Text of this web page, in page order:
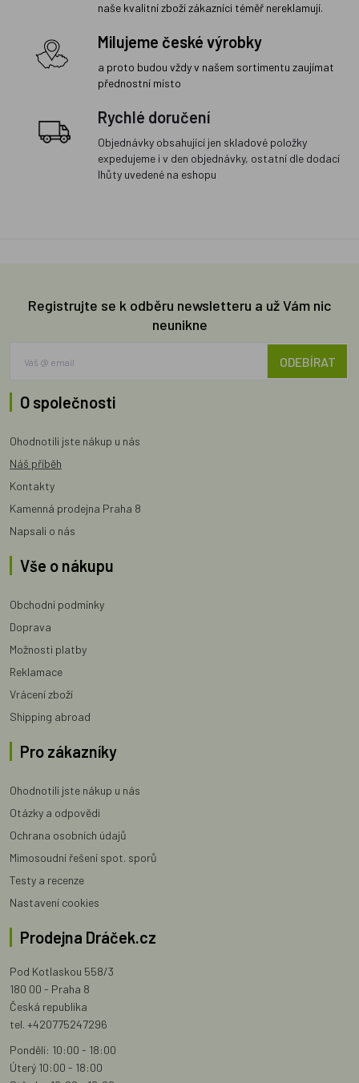
naše kvalitní zboží zákazníci téměř nereklamují.
Milujeme české výrobky
a proto budou vždy v našem sortimentu zaujímat
přednostní místo
Rychlé doručení
Objednávky obsahující jen skladové položky
expedujeme i v den objednávky, ostatní dle dodací
lhůty uvedené na eshopu
Registrujte se k odběru newsletteru a už Vám nic
neunikne
ODEBÍRAT
O společnosti
Ohodnotili jste nákup u nás
Náš příběh
Kontakty
Kamenná prodejna Praha 8
Napsali o nás
Vše o nákupu
Obchodní podmínky
Doprava
Možnosti platby
Reklamace
Vrácení zboží
Shipping abroad
Pro zákazníky
Ohodnotili jste nákup u nás
Otázky a odpovědi
Ochrana osobních údajů
Mimosoudní řešení spot. sporů
Testy a recenze
Nastavení cookies
Prodejna Dráček.cz
Pod Kotlaskou 558/3
180 00 - Praha 8
Česká republika
tel. +420775247296
Pondělí: 10:00 - 18:00
Úterý 10:00 - 18:00